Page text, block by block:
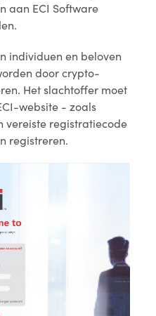
aan ECI Software
individuen en beloven
door crypto-
Het slachtoffer moet
website - zoals
vereiste registratiecode
registreren.